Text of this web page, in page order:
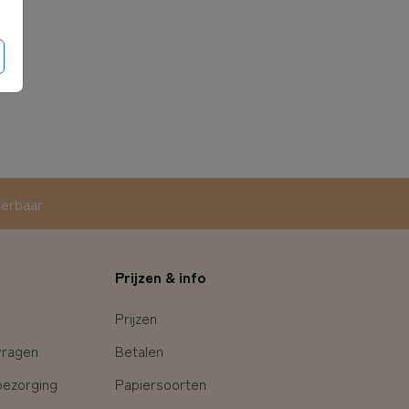
Prijzen & info
Prijzen
Betalen
Papiersoorten